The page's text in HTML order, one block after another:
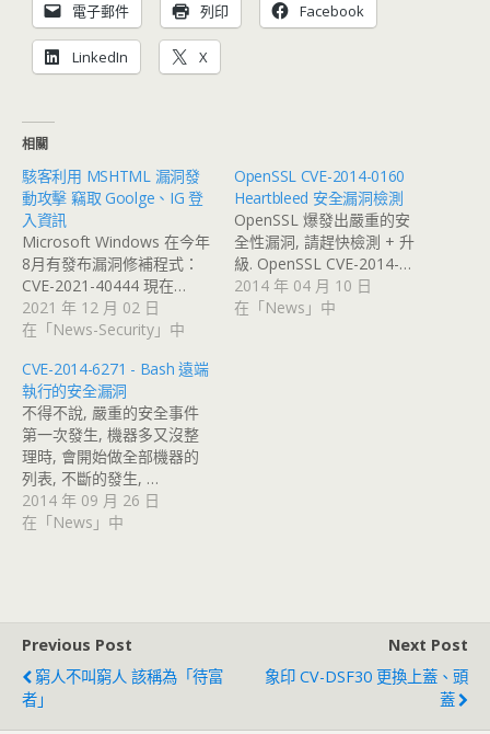
電子郵件 列印 Facebook
LinkedIn X
相關
駭客利用 MSHTML 漏洞發
動攻擊 竊取 Goolge、IG 登
入資訊
Microsoft Windows 在今年
8月有發布漏洞修補程式：
CVE-2021-40444 現在…
2021 年 12 月 02 日
在「News-Security」中
OpenSSL CVE-2014-0160
Heartbleed 安全漏洞檢測
OpenSSL 爆發出嚴重的安
全性漏洞, 請趕快檢測 + 升
級. OpenSSL CVE-2014-…
2014 年 04 月 10 日
在「News」中
CVE-2014-6271 - Bash 遠端
執行的安全漏洞
不得不說, 嚴重的安全事件
第一次發生, 機器多又沒整
理時, 會開始做全部機器的
列表, 不斷的發生, …
2014 年 09 月 26 日
在「News」中
Previous Post
窮人不叫窮人 該稱為「待富
者」
Next Post
象印 CV-DSF30 更換上蓋、頭
蓋